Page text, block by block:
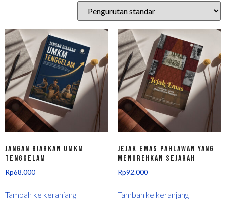
Jangan Biarkan UMKM
Tenggelam
Rp68.000
Tambah ke keranjang
Jejak Emas Pahlawan Yang
Menorehkan Sejarah
Rp92.000
Tambah ke keranjang